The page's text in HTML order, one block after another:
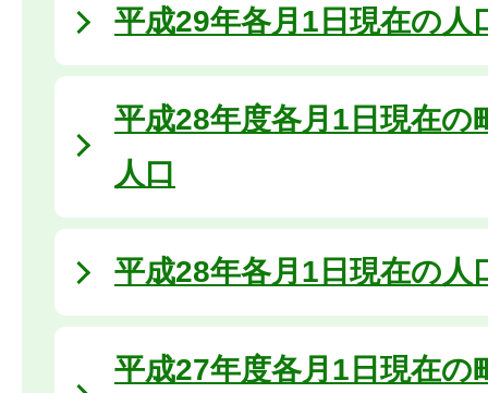
平成29年各月1日現在の人
平成28年度各月1日現在の
人口
平成28年各月1日現在の人
平成27年度各月1日現在の